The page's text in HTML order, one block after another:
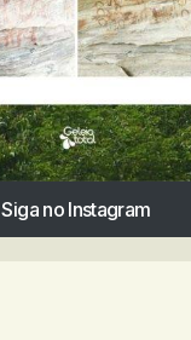
Siga no Instagram
Siga no Instagram